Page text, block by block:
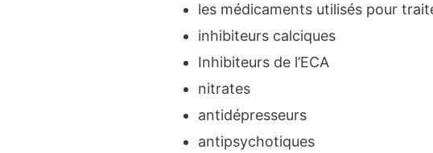
les médicaments utilisés pour
inhibiteurs calciques
Inhibiteurs de l’ECA
nitrates
antidépresseurs
antipsychotiques